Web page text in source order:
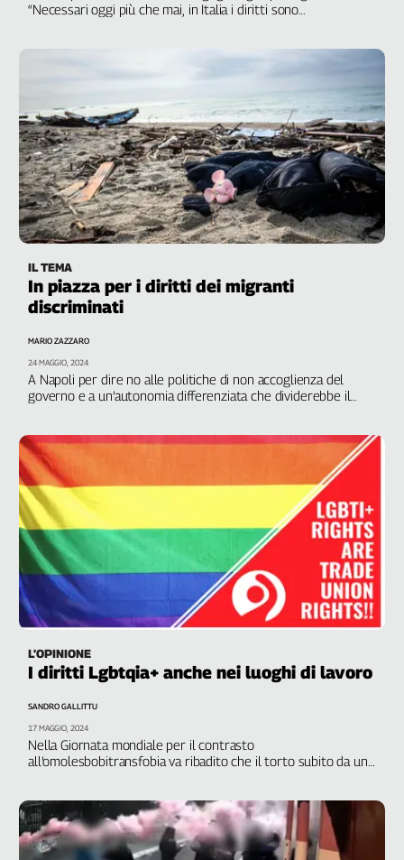
Girasoli
Sassolino
Tech
It
Easy
Inserti
Idea
Diffusa
InFlai
Le
tv
Work
Progress
nel
Lavoro
Territori
Abruzzo-
Molise
Alto
Adige
Basilicata
Calabria
Campania
Romagna
Venezia
Lazio
Liguria
Lombardia
“Necessari oggi più che mai, in Italia i diritti sono
IL TEMA
In piazza per i diritti dei migranti
discriminati
A Napoli per dire no alle politiche di non accoglienza del
governo e a un’autonomia differenziata che dividerebbe il
MARIO ZAZZARO
24 MAGGIO, 2024
L’OPINIONE
I diritti Lgbtqia+ anche nei luoghi di lavoro
Nella Giornata mondiale per il contrasto
all’omolesbobitransfobia va ribadito che il torto subito da un
SANDRO GALLITTU
17 MAGGIO, 2024